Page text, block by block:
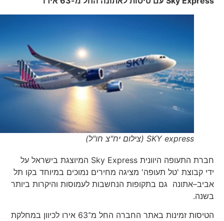
SKY express (צילום יח"צ חו"ל)
חברת התעופה היוונית Sky Express המיוצגת בישראל על
ידי קבוצת 'טל תעופה' מציגה מחירים נמוכים במיוחד בקו תל
אביב–אתונה גם בתקופות הנחשבות לעמוסות והיקרות ביותר
בשנה.
הטיסות זמינות באתר החברה החל מ־63 אירו לכיוון במחלקת